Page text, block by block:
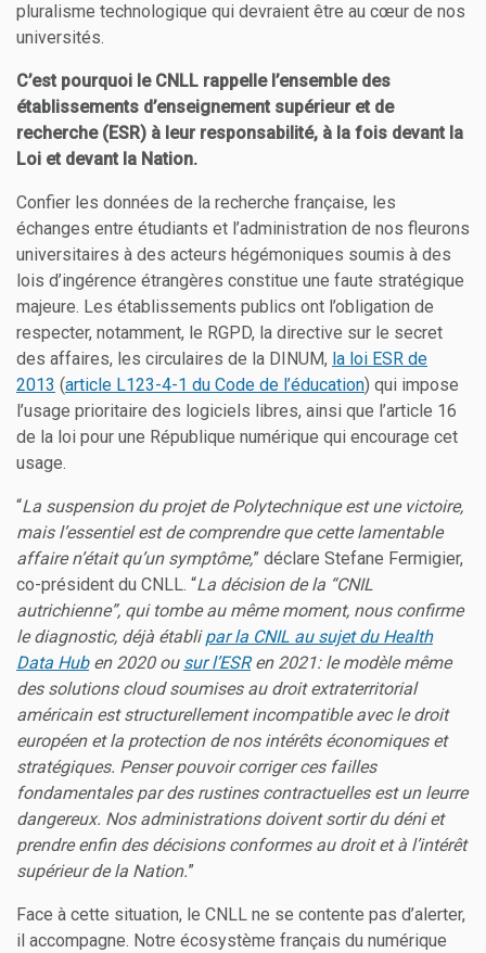
pluralisme technologique qui devraient être au cœur de nos
universités.
C’est pourquoi le CNLL rappelle l’ensemble des
établissements d’enseignement supérieur et de
recherche (ESR) à leur responsabilité, à la fois devant la
Loi et devant la Nation.
Confier les données de la recherche française, les
échanges entre étudiants et l’administration de nos fleurons
universitaires à des acteurs hégémoniques soumis à des
lois d’ingérence étrangères constitue une faute stratégique
majeure. Les établissements publics ont l’obligation de
respecter, notamment, le RGPD, la directive sur le secret
des affaires, les circulaires de la DINUM, la loi ESR de
2013 (article L123-4-1 du Code de l’éducation) qui impose
l’usage prioritaire des logiciels libres, ainsi que l’article 16
de la loi pour une République numérique qui encourage cet
usage.
“La suspension du projet de Polytechnique est une victoire,
mais l’essentiel est de comprendre que cette lamentable
affaire n’était qu’un symptôme,” déclare Stefane Fermigier,
co-président du CNLL. “La décision de la “CNIL
autrichienne”, qui tombe au même moment, nous confirme
le diagnostic, déjà établi par la CNIL au sujet du Health
Data Huben 2020 ou sur l’ESRen 2021: le modèle même
des solutions cloud soumises au droit extraterritorial
américain est structurellement incompatible avec le droit
européen et la protection de nos intérêts économiques et
stratégiques. Penser pouvoir corriger ces failles
fondamentales par des rustines contractuelles est un leurre
dangereux. Nos administrations doivent sortir du déni et
prendre enfin des décisions conformes au droit et à l’intérêt
supérieur de la Nation.”
Face à cette situation, le CNLL ne se contente pas d’alerter,
il accompagne. Notre écosystème français du numérique